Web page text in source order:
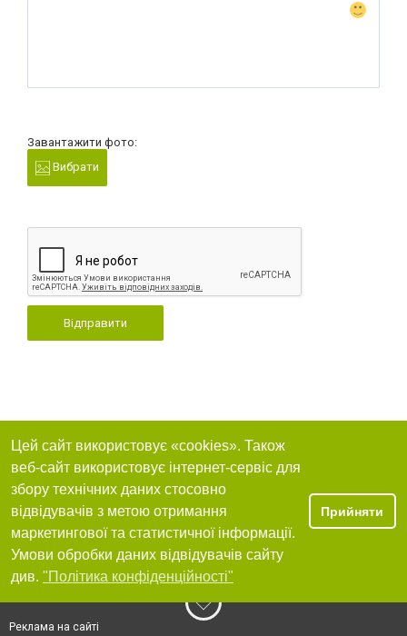
Завантажити фото:
Вибрати
Відправити
Цей сайт використовує «cookies». Також
веб-сайт використовує інтернет-сервіс для
збору технічних даних стосовно
відвідувачів з метою отримання
маркетингової та статистичної інформації.
Умови обробки даних відвідувачів сайту
див. "Політика конфіденційності"
Прийняти
Реклама на сайті